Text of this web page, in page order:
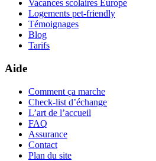
Vacances scolaires Europe
Logements pet-friendly
Témoignages
Blog
Tarifs
Aide
Comment ça marche
Check-list d’échange
L’art de l’accueil
FAQ
Assurance
Contact
Plan du site